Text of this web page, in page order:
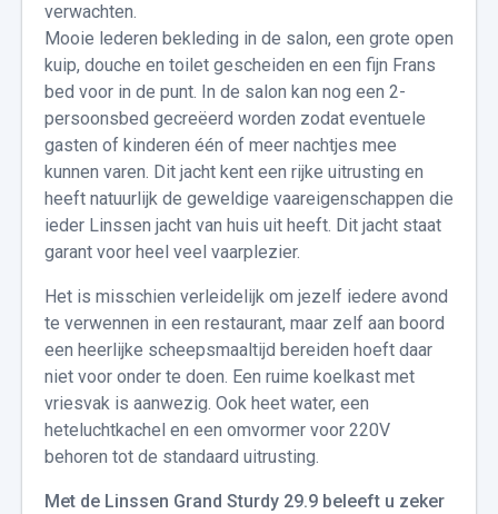
verwachten.
Mooie lederen bekleding in de salon, een grote open
kuip, douche en toilet gescheiden en een fijn Frans
bed voor in de punt. In de salon kan nog een 2-
persoonsbed gecreëerd worden zodat eventuele
gasten of kinderen één of meer nachtjes mee
kunnen varen. Dit jacht kent een rijke uitrusting en
heeft natuurlijk de geweldige vaareigenschappen die
ieder Linssen jacht van huis uit heeft. Dit jacht staat
garant voor heel veel vaarplezier.
Het is misschien verleidelijk om jezelf iedere avond
te verwennen in een restaurant, maar zelf aan boord
een heerlijke scheepsmaaltijd bereiden hoeft daar
niet voor onder te doen. Een ruime koelkast met
vriesvak is aanwezig. Ook heet water, een
heteluchtkachel en een omvormer voor 220V
behoren tot de standaard uitrusting.
Met de Linssen Grand Sturdy 29.9 beleeft u zeker